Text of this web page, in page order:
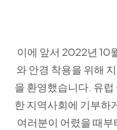
이에 앞서 2022년 10
와 안경 착용을 위해
을 환영했습니다. 유
한 지역사회에 기부하
여러분이 어렸을 때